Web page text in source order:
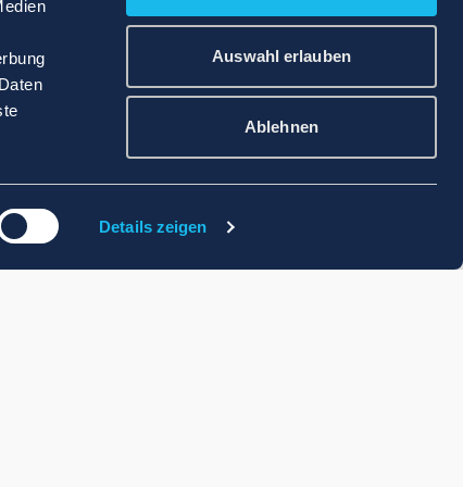
Details zeigen
Auswahl erlauben
Ablehnen